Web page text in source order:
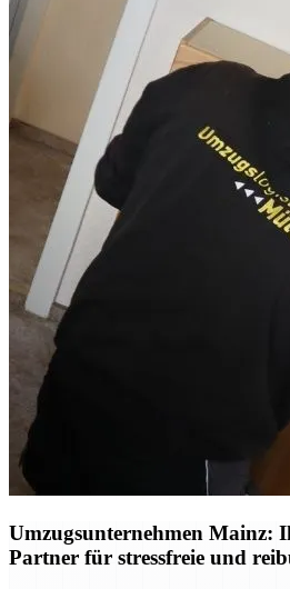
Umzugsunternehmen Mainz:
Partner für stressfreie und